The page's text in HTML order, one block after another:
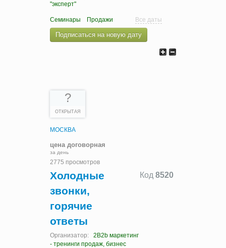
"эксперт"
Семинары Продажи Все даты
Подписаться на новую дату
?
ОТКРЫТАЯ
МОСКВА
цена договорная
за день
2775 просмотров
Код 8520
Холодные
звонки,
горячие
ответы
Организатор:
2B2b маркетинг
- тренинги продаж, бизнес